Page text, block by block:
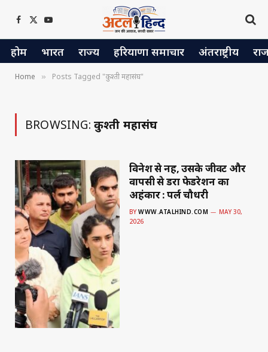
Facebook
X
(Twitter)
YouTube
होम भारत राज्य हरियाणा समाचार अंतराष्ट्रीय
Home » Posts Tagged "कुश्ती महासंघ"
BROWSING: कुश्ती महासंघ
विनेश से नहीं, उसके जीवट और
वापसी से डरा फेडरेशन का
अहंकार : पर्ल चौधरी
BY WWW.ATALHIND.COM
MAY 30,
2026